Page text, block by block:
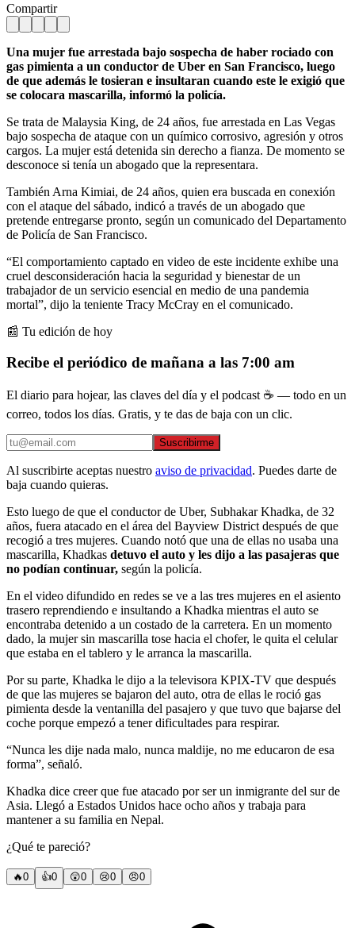
Compartir
Una mujer fue arrestada bajo sospecha de haber rociado con
gas pimienta a un conductor de Uber en San Francisco, luego
de que además le tosieran e insultaran cuando este le exigió que
se colocara mascarilla, informó la policía.
Se trata de Malaysia King, de 24 años, fue arrestada en Las Vegas
bajo sospecha de ataque con un químico corrosivo, agresión y otros
cargos. La mujer está detenida sin derecho a fianza. De momento se
desconoce si tenía un abogado que la representara.
También Arna Kimiai, de 24 años, quien era buscada en conexión
con el ataque del sábado, indicó a través de un abogado que
pretende entregarse pronto, según un comunicado del Departamento
de Policía de San Francisco.
“El comportamiento captado en video de este incidente exhibe una
cruel desconsideración hacia la seguridad y bienestar de un
trabajador de un servicio esencial en medio de una pandemia
mortal”, dijo la teniente Tracy McCray en el comunicado.
📰 Tu edición de hoy
Recibe el periódico de mañana a las 7:00 am
El diario para hojear, las claves del día y el podcast ☕ — todo en un
correo, todos los días. Gratis, y te das de baja con un clic.
Suscribirme
Al suscribirte aceptas nuestro aviso de privacidad. Puedes darte de
baja cuando quieras.
Esto luego de que el conductor de Uber, Subhakar Khadka, de 32
años, fuera atacado en el área del Bayview District después de que
recogió a tres mujeres. Cuando notó que una de ellas no usaba una
mascarilla, Khadkas detuvo el auto y les dijo a las pasajeras que
no podían continuar, según la policía.
En el video difundido en redes se ve a las tres mujeres en el asiento
trasero reprendiendo e insultando a Khadka mientras el auto se
encontraba detenido a un costado de la carretera. En un momento
dado, la mujer sin mascarilla tose hacia el chofer, le quita el celular
que estaba en el tablero y le arranca la mascarilla.
Por su parte, Khadka le dijo a la televisora KPIX-TV que después
de que las mujeres se bajaron del auto, otra de ellas le roció gas
pimienta desde la ventanilla del pasajero y que tuvo que bajarse del
coche porque empezó a tener dificultades para respirar.
“Nunca les dije nada malo, nunca maldije, no me educaron de esa
forma”, señaló.
Khadka dice creer que fue atacado por ser un inmigrante del sur de
Asia. Llegó a Estados Unidos hace ocho años y trabaja para
mantener a su familia en Nepal.
¿Qué te pareció?
🔥0 👍0 😲0 😢0 😠0